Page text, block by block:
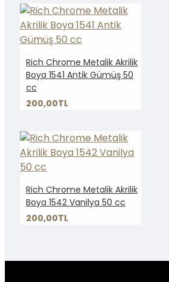
Rich Chrome Metalik Akrilik
Boya 1541 Antik Gümüş 50
cc
200,00TL
Rich Chrome Metalik Akrilik
Boya 1542 Vanilya 50 cc
200,00TL